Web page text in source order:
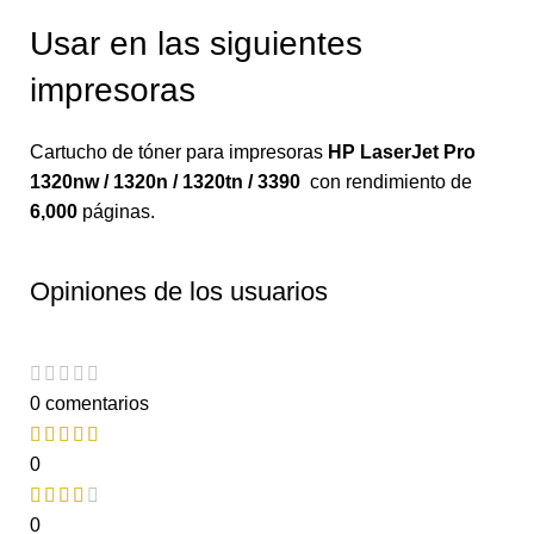
Usar en las siguientes
impresoras
Cartucho de tóner para impresoras HP LaserJet Pro
1320nw / 1320n / 1320tn / 3390 con rendimiento de
6,000 páginas.
Opiniones de los usuarios
0 comentarios
0
0